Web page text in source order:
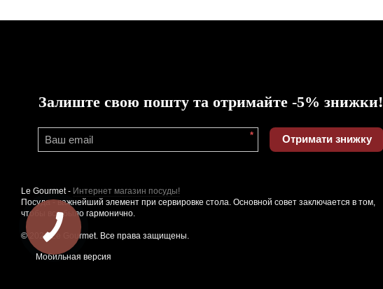
Залиште свою пошту та отримайте -5% знижки!
* Отримати знижку
Le Gourmet - Интернет магазин посуды!
Посуда - важнейший элемент при сервировке стола. Основной совет заключается в том,
чтобы все было гармонично.
© 2026 Le Gourmet. Все права защищены.
Мобильная версия